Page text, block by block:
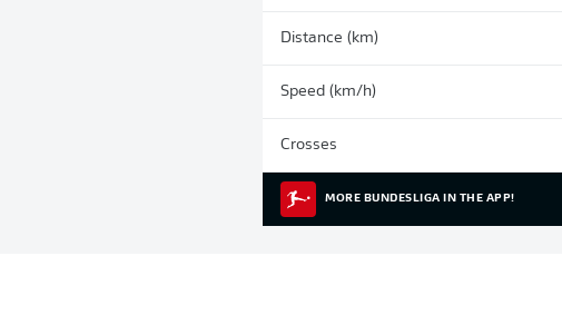
Distance (km)
Speed (km/h)
Crosses
MORE BUNDESLIGA IN THE APP!